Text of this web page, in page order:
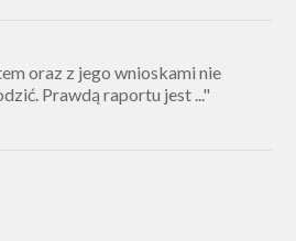
oraz z jego wnioskami nie
Prawdą raportu jest ..."